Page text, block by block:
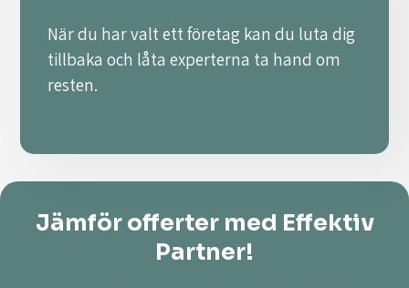
När du har valt ett företag kan du luta dig
tillbaka och låta experterna ta hand om
resten.
Jämför offerter med Effektiv
Partner!